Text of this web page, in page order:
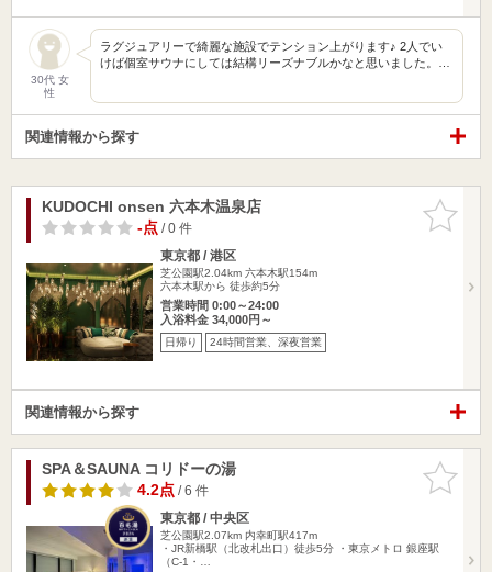
30代 女
性
ラグジュアリーで綺麗な施設でテンション上がります♪ 2人でい
けば個室サウナにしては結構リーズナブルかなと思いました。…
関連情報から探す
お気に入
りに追加
KUDOCHI onsen 六本木温泉店
-点/ 0 件
東京都 / 港区
芝公園駅2.04km 六本木駅154m
六本木駅から 徒歩約5分
営業時間 0:00～24:00
入浴料金 34,000円～
日帰り 24時間営業、深夜営業
関連情報から探す
お気に入
りに追加
SPA＆SAUNA コリドーの湯
4.2点/ 6 件
東京都 / 中央区
芝公園駅2.07km 内幸町駅417m
・JR新橋駅（北改札出口）徒歩5分 ・東京メトロ 銀座駅
（C-1・…